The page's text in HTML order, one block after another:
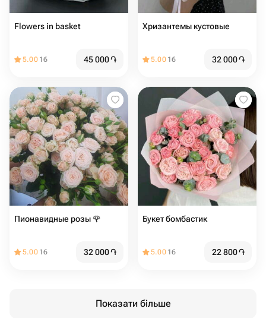
Flowers in basket
5.00 16 45 000֏
Хризантемы кустовые
5.00 16 32 000֏
Пионавидные розы 🌹
5.00 16 32 000֏
Букет бомбастик
5.00 16 22 800֏
Показати більше